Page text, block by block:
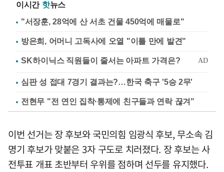
이시간 핫뉴스
"서장훈, 28억에 산 서초 건물 450억에 매물로"
방은희, 어머니 고독사에 오열 "이틀 만에 발견"
심판 성 접대 7경기 결과는?…한국 축구 '5승 2무'
전현무 "전 연인 집착·통제에 친구들과 연락 끊겨"
이번 선거는 장 후보와 국민의힘 임광식 후보, 무소속 김
명기 후보가 맞붙은 3자 구도로 치러졌다. 장 후보는 사
전투표 개표 초반부터 우위를 점하며 선두를 유지했다.